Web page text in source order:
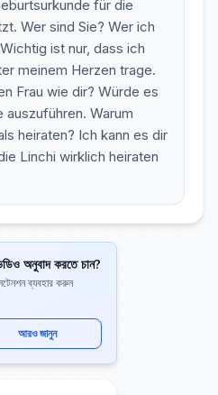
für die
Wer sind Sie? Wer ich
ist nur, dass ich
meinem Herzen trage.
Frau wie dir? Würde es
auszuführen. Warum
heiraten? Ich kann es dir
Linchi wirklich heiraten
অনুবাদ করতে চান?
ব্যবহার করুন
আরও জানুন